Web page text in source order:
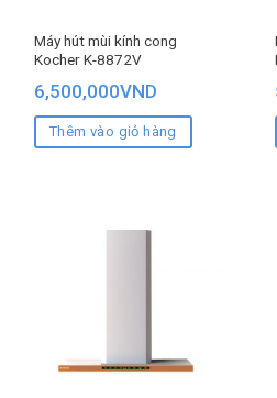
Máy hút mùi kính cong
Kocher K-8872V
6,500,000VND
Thêm vào giỏ hàng